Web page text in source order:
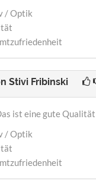
/ Optik
Stivi Fribinski
ist eine gute Qualität
/ Optik